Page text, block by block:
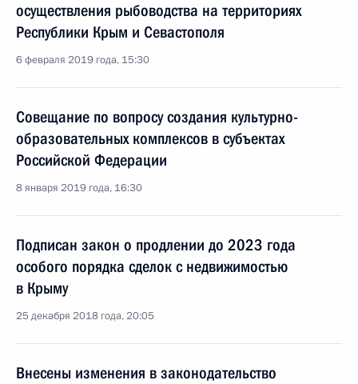
осуществления рыбоводства на территориях
Республики Крым и Севастополя
6 февраля 2019 года, 15:30
Совещание по вопросу создания культурно-
образовательных комплексов в субъектах
Российской Федерации
8 января 2019 года, 16:30
Подписан закон о продлении до 2023 года
особого порядка сделок с недвижимостью
в Крыму
25 декабря 2018 года, 20:05
Внесены изменения в законодательство